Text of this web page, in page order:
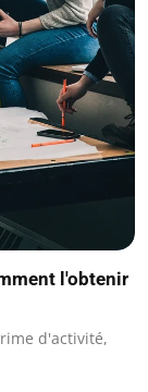
l'obtenir
d'activité,